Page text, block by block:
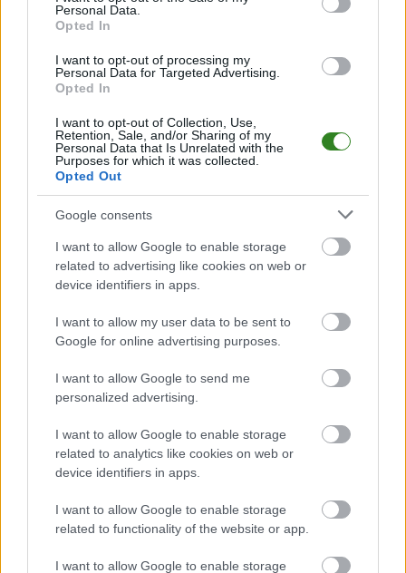
Personal Data.
Opted In
I want to opt-out of processing my
Personal Data for Targeted Advertising.
Opted In
I want to opt-out of Collection, Use,
Retention, Sale, and/or Sharing of my
Personal Data that Is Unrelated with the
Purposes for which it was collected.
Opted Out
Google consents
I want to allow Google to enable storage
related to advertising like cookies on web or
device identifiers in apps.
I want to allow my user data to be sent to
Google for online advertising purposes.
I want to allow Google to send me
personalized advertising.
I want to allow Google to enable storage
related to analytics like cookies on web or
device identifiers in apps.
I want to allow Google to enable storage
related to functionality of the website or app.
I want to allow Google to enable storage
piłkarskichw województwie. Sprawdź nasze relacje, śledź ulubioną ligę i
bądź na bieżąco z wydarzeniami z boisk!
Rekord Bielsko-Biała - Świt Szczecinodbędzie się w ramach 33.
kolejki - II liga. Spotkanie zostanie rozegrane w dniu 23 maja 2026.
Rekord Bielsko-Białaprzystępuje do tego spotkania w roli
gospodarza. Jak drużyna radzi sobie w sezonie 2025/2026 rozgrywek II
liga przed własną publicznością? Na tej stronie możecie zobaczyć tabelę
uwzględniającą tylko mecze u siebie. W tabeli biorącej pod uwagę tylko
mecze wyjazdowe możecie natomiast sprawdzić jak spisuje się klubŚwit
Szczecin.
II liga - sytuacja w tabeli
Przed meczami 33. kolejki - II liga gospodarze (Rekord Bielsko-Biała)
zajmują8. miejscew tabeli. Goście (Świt Szczecin) plasują się na
Poniżej znajdziesz także ostatnie mecze obu drużyn oraz statystyki
bramkowe.
Rekord Bielsko-Biała vs. Świt Szczecin - relacja, wynik na żywo,
transmisja
Wynik meczu Rekord Bielsko-Biała - Świt Szczecin znajdziesz na naszej
stronie zaraz po jego zakończeniu. Jeżeli szukasz informacji meczowych,
zajrzyj tutaj:Rekord Bielsko-Biała vs. Świt Szczecin - wynik, składy,
strzelcy
Jeżeli w internecie lub TV dostępna jest
albo innych spotkań II liga na
pewno znajdziesz takie informacje na naszym portalu. Możliwe jednak, że
nigdzie nie pojawi się stream online z tego pojedynku. Śledź portal